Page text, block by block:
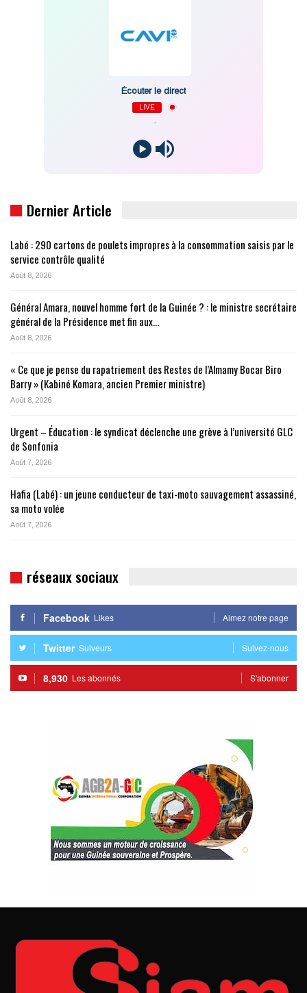
Écouter le direct
LIVE
Dernier Article
Labé : 290 cartons de poulets impropres à la consommation saisis par le
service contrôle qualité
Août 8, 2026
Général Amara, nouvel homme fort de la Guinée ? : le ministre secrétaire
général de la Présidence met fin aux…
Août 8, 2026
« Ce que je pense du rapatriement des Restes de l’Almamy Bocar Biro
Barry » (Kabiné Komara, ancien Premier ministre)
Août 8, 2026
Urgent – Éducation : le syndicat déclenche une grève à l’université GLC
de Sonfonia
Août 7, 2026
Hafia (Labé) : un jeune conducteur de taxi-moto sauvagement assassiné,
sa moto volée
Août 7, 2026
réseaux sociaux
Facebook Likes Aimez notre page
Twitter Suiveurs Suivez-nous
8,930 Les abonnés S'abonner